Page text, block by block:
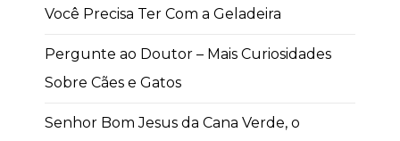
Você Precisa Ter Com a Geladeira
Pergunte ao Doutor – Mais Curiosidades
Sobre Cães e Gatos
Senhor Bom Jesus da Cana Verde, o